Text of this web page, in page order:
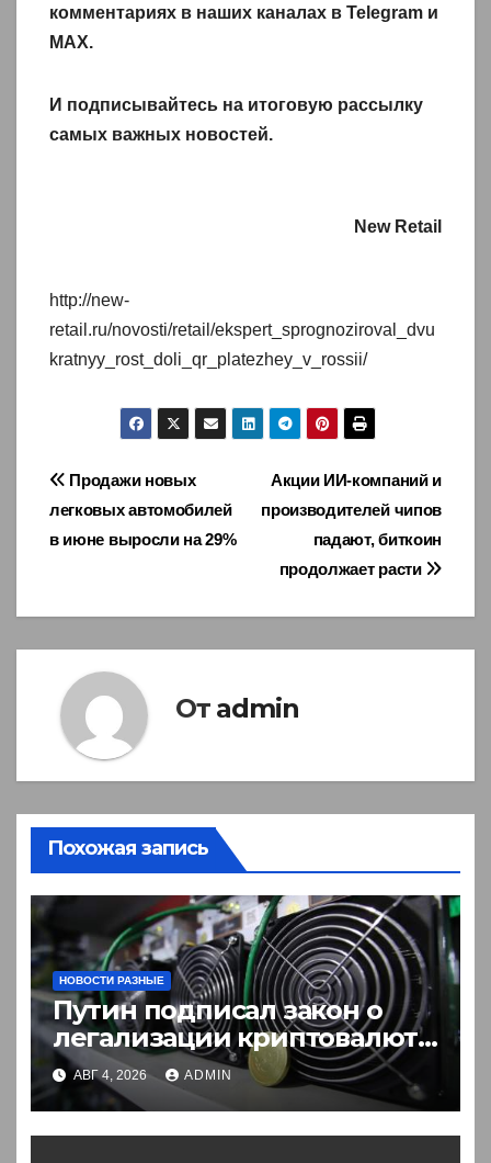
комментариях в наших каналах в Telegram и
MAX.
И подписывайтесь на итоговую рассылку
самых важных новостей.
New Retail
http://new-
retail.ru/novosti/retail/ekspert_sprognoziroval_dvu
kratnyy_rost_doli_qr_platezhey_v_rossii/
Навигация
по
Акции ИИ-компаний и
производителей чипов
падают, биткоин
продолжает расти
Продажи новых
легковых автомобилей
в июне выросли на 29%
От admin
Похожая запись
НОВОСТИ РАЗНЫЕ
Путин подписал закон о
легализации криптовалют
в России. Что нужно знать
АВГ 4, 2026 ADMIN